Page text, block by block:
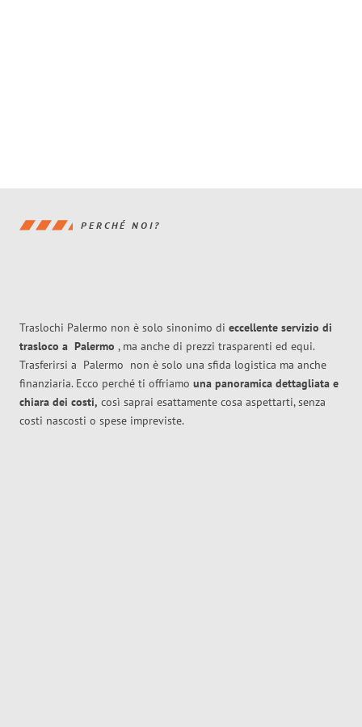
PERCHÉ NOI?
Traslochi Palermo non è solo sinonimo di eccellente servizio di
trasloco a Palermo , ma anche di prezzi trasparenti ed equi.
Trasferirsi a Palermo non è solo una sfida logistica ma anche
finanziaria. Ecco perché ti offriamo una panoramica dettagliata e
chiara dei costi, così saprai esattamente cosa aspettarti, senza
costi nascosti o spese impreviste.